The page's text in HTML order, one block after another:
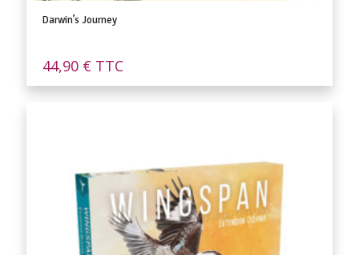
Darwin’s Journey
44,90 € TTC